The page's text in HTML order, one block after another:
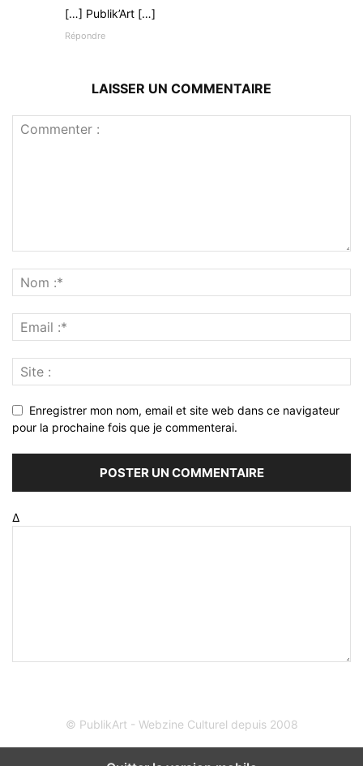
[…] Publik’Art […]
Répondre
LAISSER UN COMMENTAIRE
Enregistrer mon nom, email et site web dans ce navigateur
pour la prochaine fois que je commenterai.
Δ
© PublikArt - Webzine Culturel depuis 2008